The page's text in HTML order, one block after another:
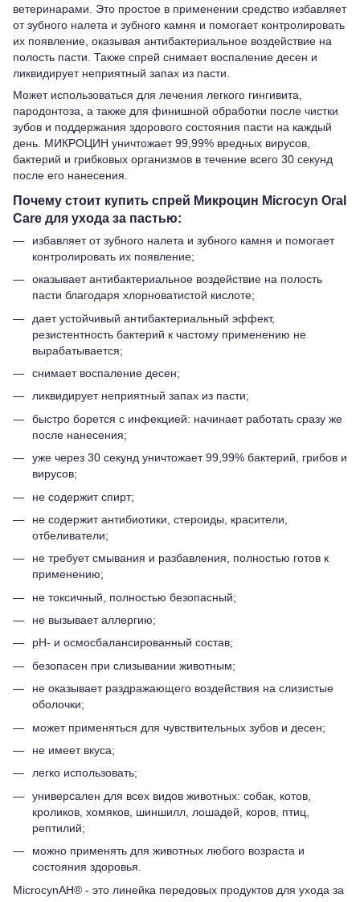
ветеринарами. Это простое в применении средство избавляет
от зубного налета и зубного камня и помогает контролировать
их появление, оказывая антибактериальное воздействие на
полость пасти. Также спрей снимает воспаление десен и
ликвидирует неприятный запах из пасти.
Может использоваться для лечения легкого гингивита,
пародонтоза, а также для финишной обработки после чистки
зубов и поддержания здорового состояния пасти на каждый
день. МИКРОЦИН уничтожает 99,99% вредных вирусов,
бактерий и грибковых организмов в течение всего 30 секунд
после его нанесения.
Почему стоит купить спрей Микроцин Microcyn Oral
Care для ухода за пастью:
избавляет от зубного налета и зубного камня и помогает
контролировать их появление;
оказывает антибактериальное воздействие на полость
пасти благодаря хлорноватистой кислоте;
дает устойчивый антибактериальный эффект,
резистентность бактерий к частому применению не
вырабатывается;
снимает воспаление десен;
ликвидирует неприятный запах из пасти;
быстро борется с инфекцией: начинает работать сразу же
после нанесения;
уже через 30 секунд уничтожает 99,99% бактерий, грибов и
вирусов;
не содержит спирт;
не содержит антибиотики, стероиды, красители,
отбеливатели;
не требует смывания и разбавления, полностью готов к
применению;
не токсичный, полностью безопасный;
не вызывает аллергию;
рН- и осмосбалансированный состав;
безопасен при слизывании животным;
не оказывает раздражающего воздействия на слизистые
оболочки;
может применяться для чувствительных зубов и десен;
не имеет вкуса;
легко использовать;
универсален для всех видов животных: собак, котов,
кроликов, хомяков, шиншилл, лошадей, коров, птиц,
рептилий;
можно применять для животных любого возраста и
состояния здоровья.
MicrocynAH® - это линейка передовых продуктов для ухода за